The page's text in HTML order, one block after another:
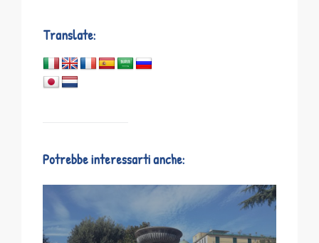
Translate:
Potrebbe interessarti anche: